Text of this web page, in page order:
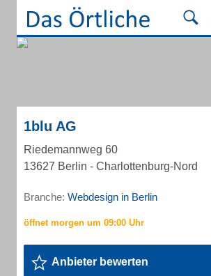
1blu AG
Riedemannweg 60
13627 Berlin - Charlottenburg-Nord
Branche: Webdesign in Berlin
Anbieter bewerten